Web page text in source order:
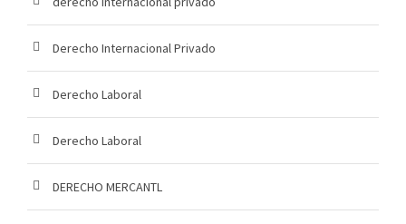
Derecho Internacional Privado
Derecho Laboral
Derecho Laboral
DERECHO MERCANTL